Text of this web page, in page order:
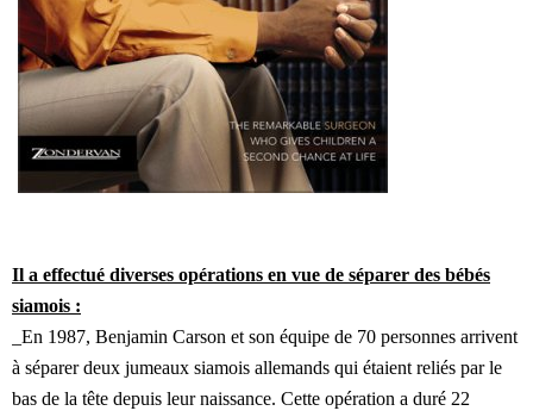
Il a effectué diverses opérations en vue de séparer des bébés
siamois :
_En 1987, Benjamin Carson et son équipe de 70 personnes arrivent
à séparer deux jumeaux siamois allemands qui étaient reliés par le
bas de la tête depuis leur naissance. Cette opération a duré 22